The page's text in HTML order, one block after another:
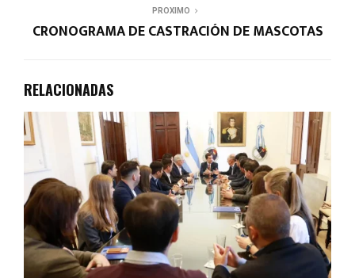
PROXIMO
CRONOGRAMA DE CASTRACIÓN DE MASCOTAS
RELACIONADAS